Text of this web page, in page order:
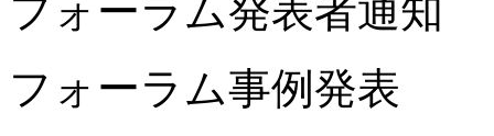
フォーラム発表者通
フォーラム事例発